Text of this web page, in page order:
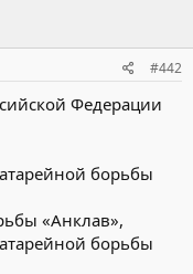
#442
Федерации
борьбы
«Анклав»,
борьбы